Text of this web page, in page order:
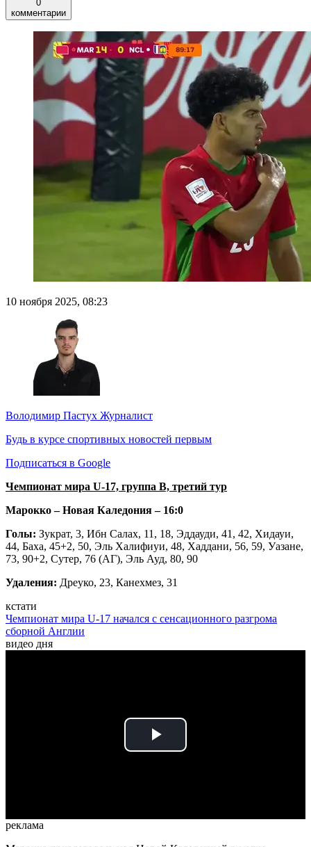
0
комментарии
10 ноября 2025, 08:23
Володимир Пастух Журналист
Будь в курсе спортивных новостей первым
Подписаться в Google
Чемпионат мира U-17, группа B, третий тур
Марокко – Новая Каледония – 16:0
Голы: Зукрат, 3, Ибн Салах, 11, 18, Эддауди, 41, 42, Хидауи,
44, Баха, 45+2, 50, Эль Халифиуи, 48, Хаддани, 56, 59, Уазане,
73, 90+2, Сутер, 76 (АГ), Эль Ауд, 80, 90
Удаления: Дреуко, 23, Канехмез, 31
кстати
Чемпионат мира U-17 начался с сенсационного разгрома
сборной Англии
видео дня
Play
реклама